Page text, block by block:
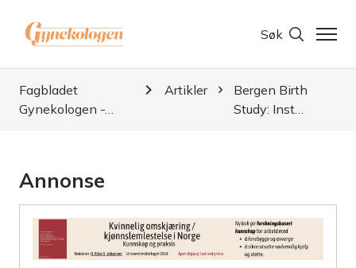
Søk
Fagbladet
Gynekologen -…
Artikler
Bergen Birth
Study: Inst…
Annonse